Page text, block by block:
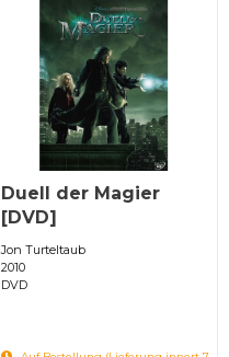
Duell der Magier
[DVD]
Jon Turteltaub
2010
DVD